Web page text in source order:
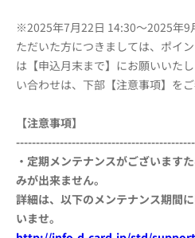
※2025年7月22日 14:30～2025年9
ただいた方につきましては、ポイ
は【申込月末まで】にお願いいた
い合わせは、下部【注意事項】をご
【注意事項】
・定期メンテナンスがございます
みが出来ません。
詳細は、以下のメンテナンス期間
いませ。